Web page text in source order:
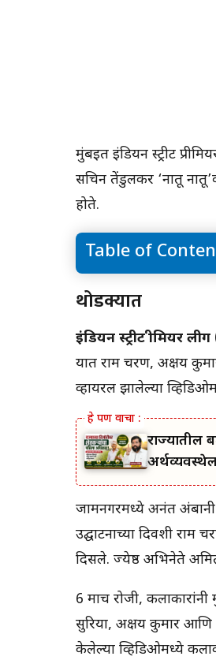
मुंबईत इंडियन स्ट्रीट
सचिन तेंडुलकर ‘नातू
होते.
Table of
थोडक्यात
थोडक्यात
इंडियन स्ट्रीट प्रीमियर
यात राम चरण, अक्षय
व्हायरल झालेल्या
राज्यातील
जामनगरमध्ये अनंत अंबानी
उद्घाटनाच्या दिवशी राम
दिसले. ज्येष्ठ अभिनेते
6 मार्च रोजी,
सुरिया, अक्षय कुमार आणि
केलेल्या व्हिडिओमध्ये